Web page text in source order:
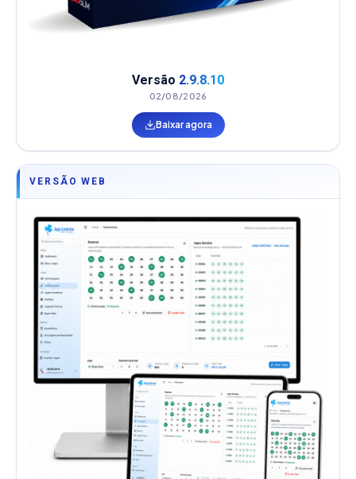
Versão 2.9.8.10
02/08/2026
Baixar agora
VERSÃO WEB